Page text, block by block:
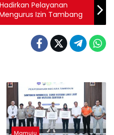
Pelayanan
Izin Tambang
Mamuju